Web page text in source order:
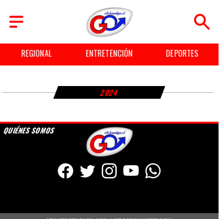
REGIONAL ENTRETENCIÓN DEPORTES
2024
QUIÉNES SOMOS